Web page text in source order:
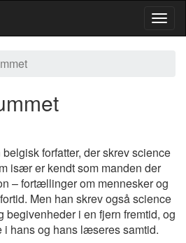
forfatter, der skrev science
især er kendt som manden der
– fortællinger om mennesker og
Men han skrev også science
begivenheder i en fjern fremtid, og
i hans og hans læseres samtid.